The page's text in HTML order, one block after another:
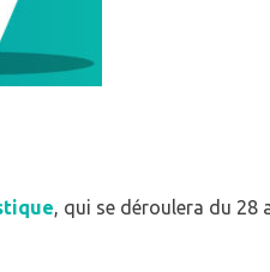
, qui se déroulera du 28